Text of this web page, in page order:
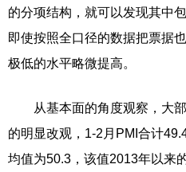
的分项结构，就可以发现其中
即使按照全口径的数据把票据
极低的水平略微提高。
从基本面的角度观察，大部
的明显改观，1-2月PMI合计
均值为50.3，该值2013年以来